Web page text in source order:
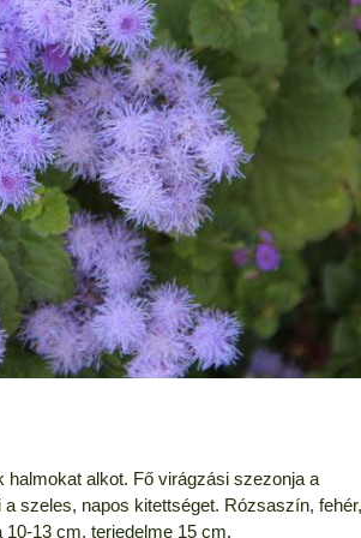
alkot. Fő virágzási szezonja a
szeles, napos kitettséget. Rózsaszín, fehér,
13 cm, terjedelme 15 cm.